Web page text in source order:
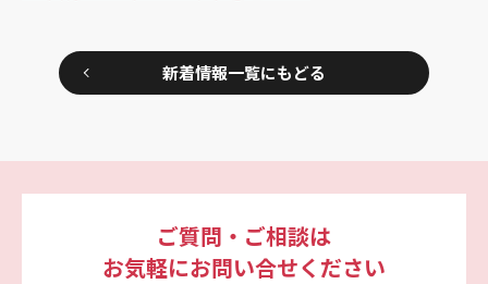
新着情報一覧にもどる
ご質問・ご相談は
お気軽にお問い合せください